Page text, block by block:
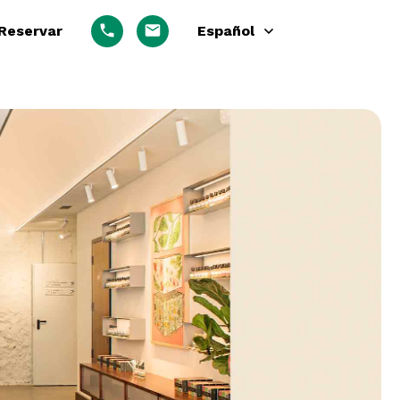
Español